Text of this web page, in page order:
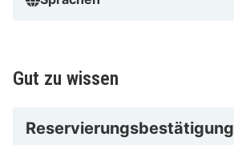
Gut zu wissen
Reservierungsbestätigung